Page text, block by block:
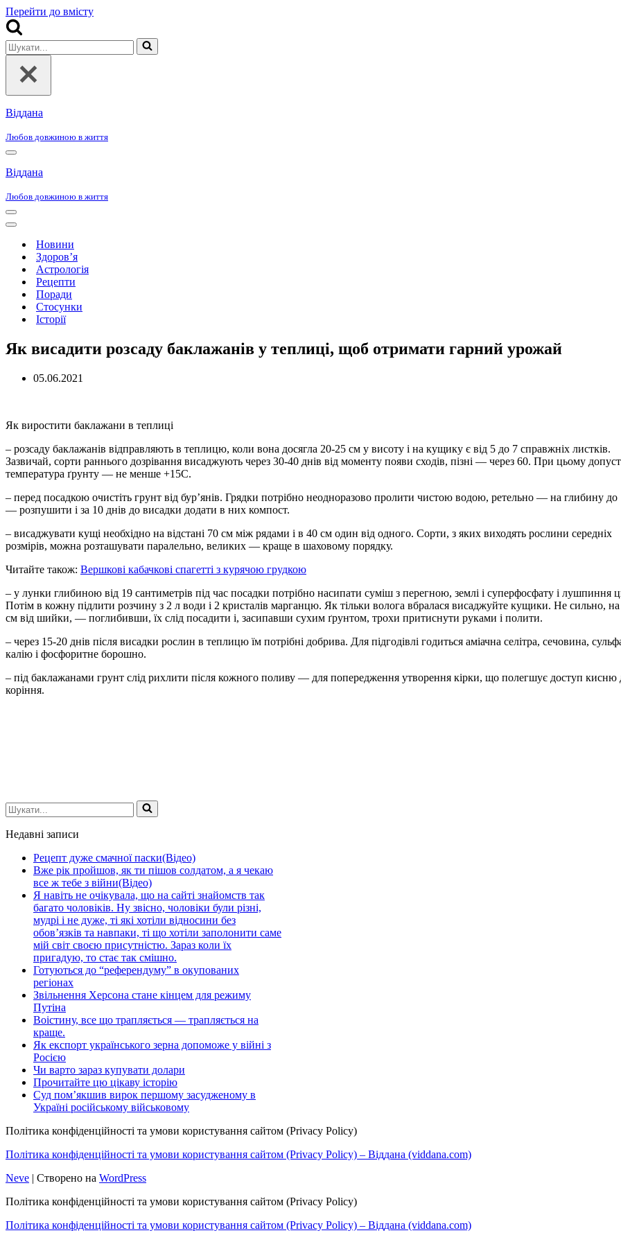
Перейти до вмісту
Шукати...
Віддана
Любов довжиною в життя
Меню
навігації
Віддана
Любов довжиною в життя
Меню
навігації
Меню
навігаціїНовини
Здоров’я
Астрологія
Рецепти
Поради
Стосунки
Історії
Як висадити розсаду баклажанів у теплиці, щоб отримати гарний урожай
05.06.2021
Як виростити баклажани в теплиці
– розсаду баклажанів відправляють в теплицю, коли вона досягла 20-25 см у висоту і на кущику є від 5 до 7 справжніх листків.
Зазвичай, сорти раннього дозрівання висаджують через 30-40 днів від моменту появи сходів, пізні — через 60. При цьому
температура ґрунту — не менше +15C.
– перед посадкою очистіть грунт від бур’янів. Грядки потрібно неодноразово пролити чистою водою, ретельно — на глибину до
— розпушити і за 10 днів до висадки додати в них компост.
– висаджувати кущі необхідно на відстані 70 см між рядами і в 40 см один від одного. Сорти, з яких виходять рослини середніх
розмірів, можна розташувати паралельно, великих — краще в шаховому порядку.
Читайте також: Вершкові кабачкові спагетті з курячою грудкою
– у лунки глибиною від 19 сантиметрів під час посадки потрібно насипати суміш з перегною, землі і суперфосфату і лушпиння
Потім в кожну підлити розчину з 2 л води і 2 кристалів марганцю. Як тільки волога вбралася висаджуйте кущики. Не сильно,
см від шийки, — поглибивши, їх слід посадити і, засипавши сухим ґрунтом, трохи притиснути руками і полити.
– через 15-20 днів після висадки рослин в теплицю їм потрібні добрива. Для підгодівлі годиться аміачна селітра, сечовина,
калію і фосфоритне борошно.
– під баклажанами грунт слід рихлити після кожного поливу — для попередження утворення кірки, що полегшує доступ кисню
коріння.
Шукати...
Недавні записи
Рецепт дуже смачної паски(Відео)
Вже рік пройшов, як ти пішов солдатом, а я чекаю
все ж тебе з війни(Відео)
Я навіть не очікувала, що на сайті знайомств так
багато чоловіків. Ну звісно, чоловіки були різні,
мудрі і не дуже, ті які хотіли відносини без
обов’язків та навпаки, ті що хотіли заполонити саме
мій світ своєю присутністю. Зараз коли їх
пригадую, то стає так смішно.
Готуються до “референдуму” в окупованих
регіонах
Звільнення Херсона стане кінцем для режиму
Путіна
Воістину, все що трапляється — трапляється на
краще.
Як експорт українського зерна допоможе у війні з
Росією
Чи варто зараз купувати долари
Прочитайте цю цікаву історію
Суд пом’якшив вирок першому засудженому в
Україні російському військовому
Політика конфіденційності та умови користування сайтом (Privacy Policy)
Політика конфіденційності та умови користування сайтом (Privacy Policy) – Віддана (viddana.com)
Neve | Створено на WordPress
Політика конфіденційності та умови користування сайтом (Privacy Policy)
Політика конфіденційності та умови користування сайтом (Privacy Policy) – Віддана (viddana.com)